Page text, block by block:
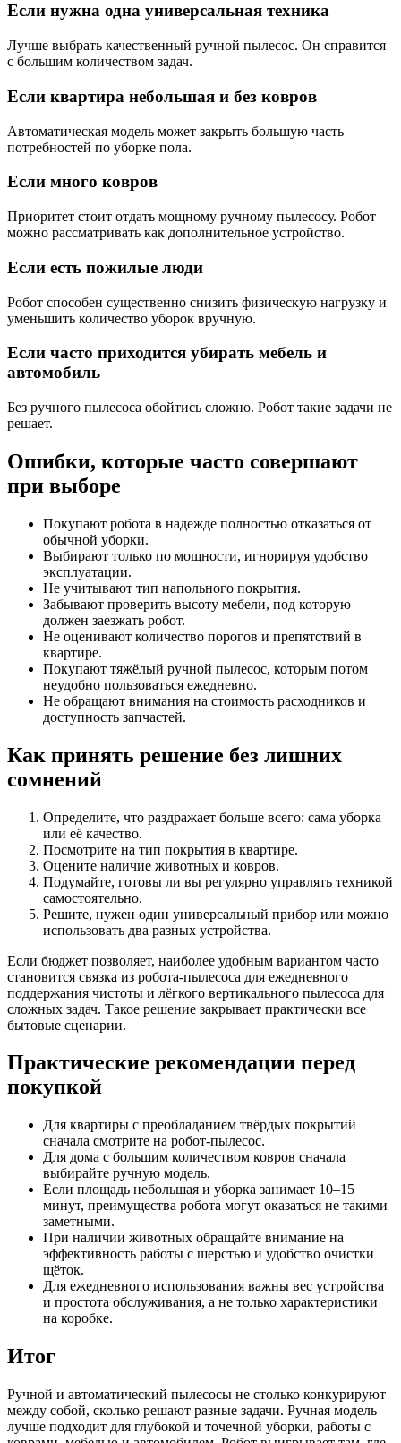
Если нужна одна универсальная техника
Лучше выбрать качественный ручной пылесос. Он справится
с большим количеством задач.
Если квартира небольшая и без ковров
Автоматическая модель может закрыть большую часть
потребностей по уборке пола.
Если много ковров
Приоритет стоит отдать мощному ручному пылесосу. Робот
можно рассматривать как дополнительное устройство.
Если есть пожилые люди
Робот способен существенно снизить физическую нагрузку и
уменьшить количество уборок вручную.
Если часто приходится убирать мебель и
автомобиль
Без ручного пылесоса обойтись сложно. Робот такие задачи не
решает.
Ошибки, которые часто совершают
при выборе
Покупают робота в надежде полностью отказаться от
обычной уборки.
Выбирают только по мощности, игнорируя удобство
эксплуатации.
Не учитывают тип напольного покрытия.
Забывают проверить высоту мебели, под которую
должен заезжать робот.
Не оценивают количество порогов и препятствий в
квартире.
Покупают тяжёлый ручной пылесос, которым потом
неудобно пользоваться ежедневно.
Не обращают внимания на стоимость расходников и
доступность запчастей.
Как принять решение без лишних
сомнений
Определите, что раздражает больше всего: сама уборка
или её качество.
Посмотрите на тип покрытия в квартире.
Оцените наличие животных и ковров.
Подумайте, готовы ли вы регулярно управлять техникой
самостоятельно.
Решите, нужен один универсальный прибор или можно
использовать два разных устройства.
Если бюджет позволяет, наиболее удобным вариантом часто
становится связка из робота-пылесоса для ежедневного
поддержания чистоты и лёгкого вертикального пылесоса для
сложных задач. Такое решение закрывает практически все
бытовые сценарии.
Практические рекомендации перед
покупкой
Для квартиры с преобладанием твёрдых покрытий
сначала смотрите на робот-пылесос.
Для дома с большим количеством ковров сначала
выбирайте ручную модель.
Если площадь небольшая и уборка занимает 10–15
минут, преимущества робота могут оказаться не такими
заметными.
При наличии животных обращайте внимание на
эффективность работы с шерстью и удобство очистки
щёток.
Для ежедневного использования важны вес устройства
и простота обслуживания, а не только характеристики
на коробке.
Итог
Ручной и автоматический пылесосы не столько конкурируют
между собой, сколько решают разные задачи. Ручная модель
лучше подходит для глубокой и точечной уборки, работы с